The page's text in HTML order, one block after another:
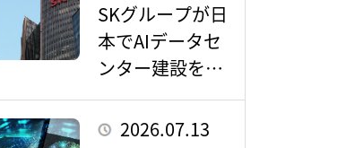
SKグループが日
本でAIデータセ
ンター建設を構
想 国内市場へ
の影響に注目
2026.07.13